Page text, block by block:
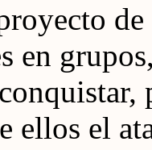
en
ellos el